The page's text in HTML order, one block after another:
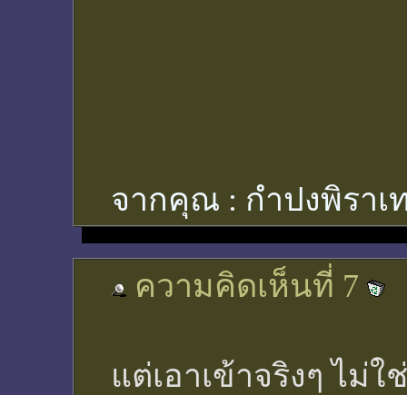
จากคุณ : กำปงพิราเ
ความคิดเห็นที่ 7
แต่เอาเข้าจริงๆ ไม่